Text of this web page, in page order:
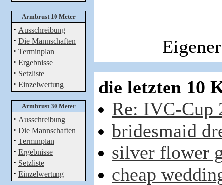
Armbrust 10 Meter
· Ausschreibung
· Die Mannschaften
· Terminplan
· Ergebnisse
· Setzliste
· Einzelwertung
Armbrust 30 Meter
· Ausschreibung
· Die Mannschaften
· Terminplan
· Ergebnisse
· Setzliste
· Einzelwertung
die letzten 10
Re: IVC-Cup
bridesmaid
silver flower
cheap